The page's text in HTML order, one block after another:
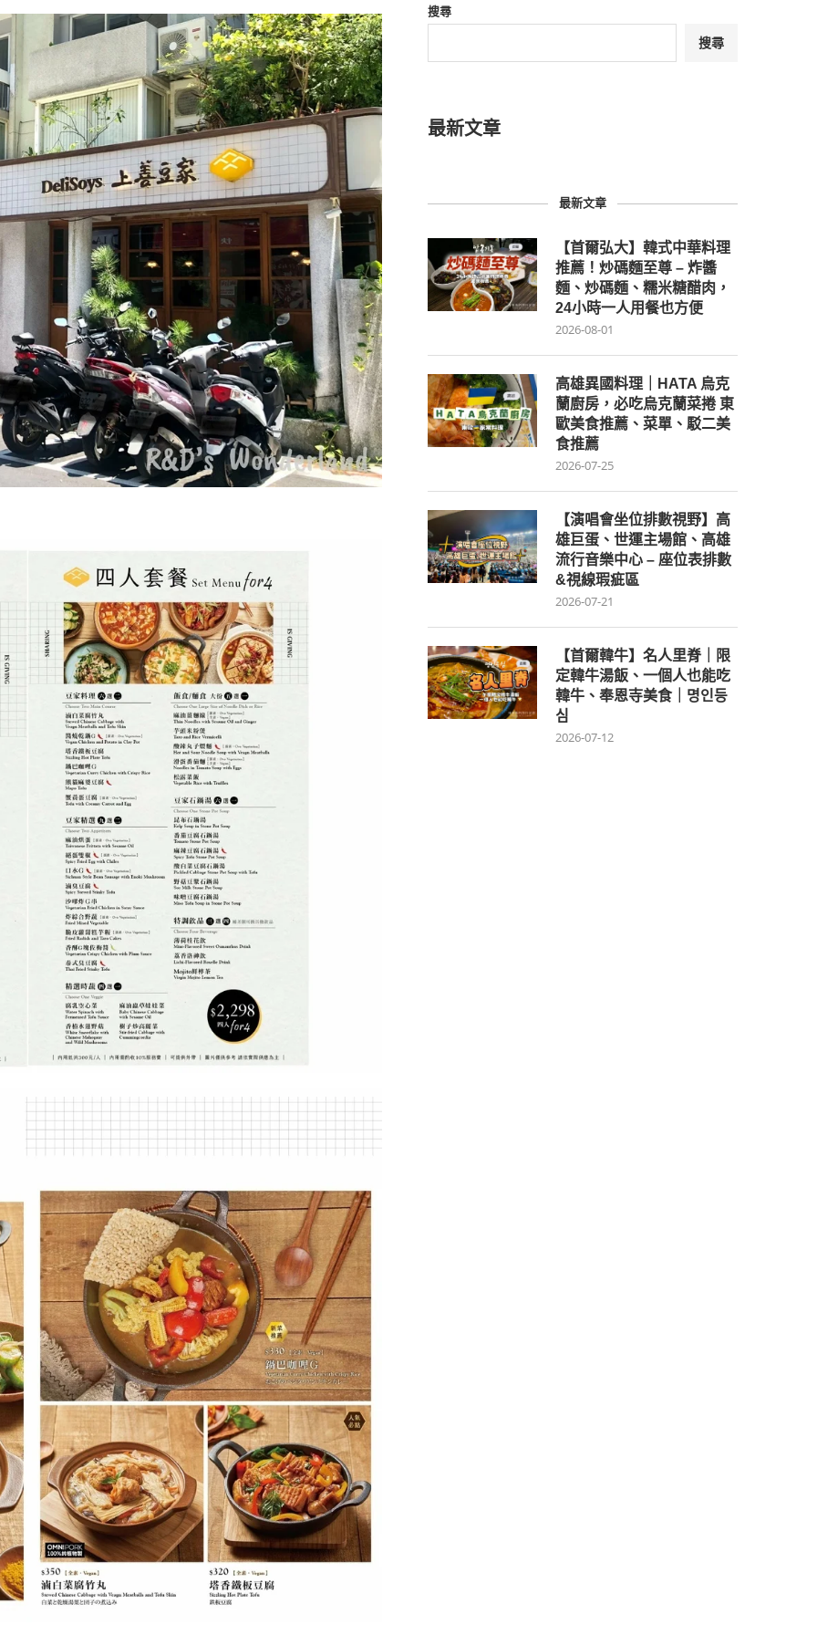
搜尋
搜尋
最新文章
最新文章
【首爾弘大】韓式中華料理
推薦！炒碼麵至尊 – 炸醬
麵、炒碼麵、糯米糖醋肉，
24小時一人用餐也方便
2026-08-01
高雄異國料理｜HATA 烏克
蘭廚房，必吃烏克蘭菜捲 東
歐美食推薦、菜單、駁二美
食推薦
2026-07-25
【演唱會坐位排數視野】高
雄巨蛋、世運主場館、高雄
流行音樂中心 – 座位表排數
&視線瑕疵區
2026-07-21
【首爾韓牛】名人里脊｜限
定韓牛湯飯、一個人也能吃
韓牛、奉恩寺美食｜명인등
심
2026-07-12